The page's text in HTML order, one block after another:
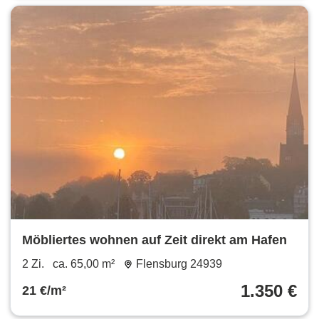
Möbliertes wohnen auf Zeit direkt am Hafen
2 Zi. ca. 65,00 m² Flensburg 24939
21 €/m² 1.350 €